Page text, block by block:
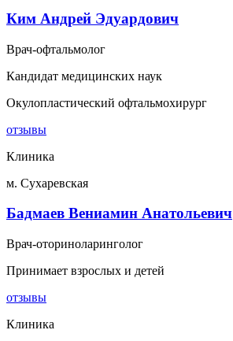
Ким Андрей Эдуардович
Врач-офтальмолог
Кандидат медицинских наук
Окулопластический офтальмохирург
отзывы
Клиника
м. Сухаревская
Бадмаев Вениамин Анатольевич
Врач-оториноларинголог
Принимает взрослых и детей
отзывы
Клиника